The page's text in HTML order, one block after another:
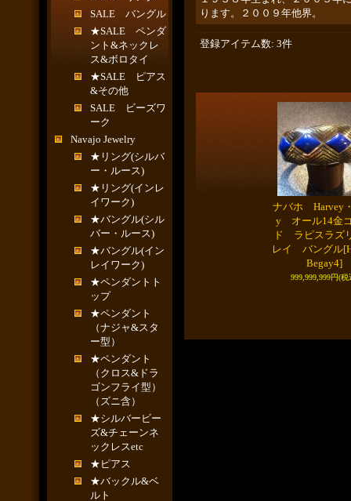
SALE バングル
★SALE ペンダ
ント&ネックレ
ス&ボロタイ
★SALE ピアス
&その他
SALE ビーズワ
ーク
Navajo Jewelry
★リング(シルバ
ー・ルース)
★リング(インレ
イワーク)
★バングル(シル
バー・ルース)
★バングル(イン
レイワーク)
★ペンダントト
ップ
★ペンダント
（ナジャ&スタ
ー型）
★ペンダント
（クロス&ドラ
ゴンフライ型）
（ズニ含）
★シルバービー
ズ&チェーンネ
ックレスetc
★ピアス
★バックル&ベ
ルト
ります。２００９年他界。
登録アイテム数: 3件
ナバホ Harvey
y オール14金
ド ラピスラズ
レイ バングル
Begay4]
999,999,999円(税